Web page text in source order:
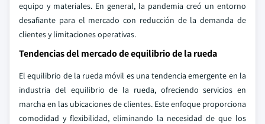
equipo y materiales. En general, la pandemia creó un entorno
desafiante para el mercado con reducción de la demanda de
clientes y limitaciones operativas.
Tendencias del mercado de equilibrio de la rueda
El equilibrio de la rueda móvil es una tendencia emergente en la
industria del equilibrio de la rueda, ofreciendo servicios en
marcha en las ubicaciones de clientes. Este enfoque proporciona
comodidad y flexibilidad, eliminando la necesidad de que los